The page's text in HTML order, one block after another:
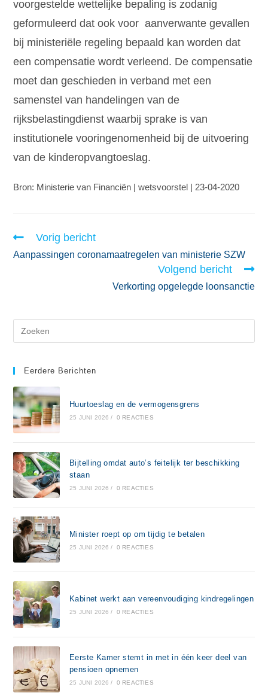
voorgestelde wettelijke bepaling is zodanig
geformuleerd dat ook voor aanverwante gevallen
bij ministeriële regeling bepaald kan worden dat
een compensatie wordt verleend. De compensatie
moet dan geschieden in verband met een
samenstel van handelingen van de
rijksbelastingdienst waarbij sprake is van
institutionele vooringenomenheid bij de uitvoering
van de kinderopvangtoeslag.
Bron: Ministerie van Financiën | wetsvoorstel | 23-04-2020
Vorig bericht
Aanpassingen coronamaatregelen van ministerie SZW
Volgend bericht
Verkorting opgelegde loonsanctie
Eerdere Berichten
Huurtoeslag en de vermogensgrens
25 JUNI 2026 / 0 REACTIES
Bijtelling omdat auto’s feitelijk ter beschikking
staan
25 JUNI 2026 / 0 REACTIES
Minister roept op om tijdig te betalen
25 JUNI 2026 / 0 REACTIES
Kabinet werkt aan vereenvoudiging kindregelingen
25 JUNI 2026 / 0 REACTIES
Eerste Kamer stemt in met in één keer deel van
pensioen opnemen
25 JUNI 2026 / 0 REACTIES